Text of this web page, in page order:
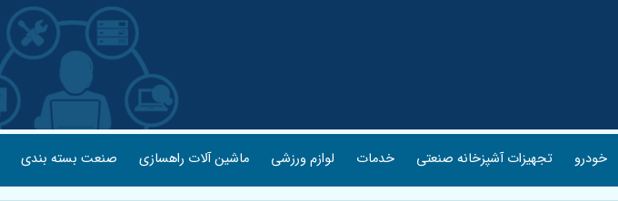
خودرو تجهیزات آشپزخانه صنعتی خدمات لوازم ورزشی ماشین آلات راهسازی صنعت بسته بندی